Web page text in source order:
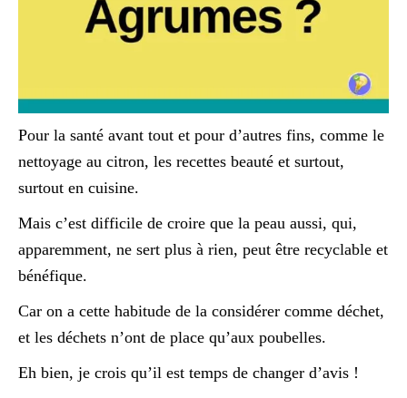
Pour la santé avant tout et pour d’autres fins, comme le
nettoyage au citron, les recettes beauté et surtout,
surtout en cuisine.
Mais c’est difficile de croire que la peau aussi, qui,
apparemment, ne sert plus à rien, peut être recyclable et
bénéfique.
Car on a cette habitude de la considérer comme déchet,
et les déchets n’ont de place qu’aux poubelles.
Eh bien, je crois qu’il est temps de changer d’avis !